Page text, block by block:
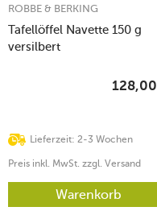
Tafellöffel Navette 150 g
versilbert
ROBBE & BERKING
Lieferzeit: 2-3 Wochen
128,00
Preis inkl. MwSt. zzgl. Versand
Warenkorb